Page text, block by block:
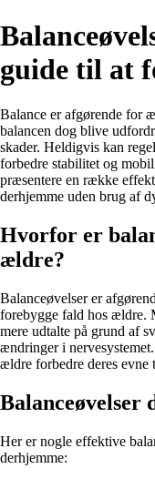
guide til at
Balance er afgørende for
balancen dog blive
skader. Heldigvis kan
forbedre stabilitet og
præsentere en række
derhjemme uden brug af
Hvorfor er
ældre?
Balanceøvelser er
forebygge fald hos ældre.
mere udtalte på grund af
ændringer i
ældre forbedre deres
Balanceøvelser
Her er nogle effektive
derhjemme: